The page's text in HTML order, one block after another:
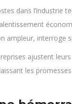
dans l’industrie
ampleur, interroge
ajustent
les